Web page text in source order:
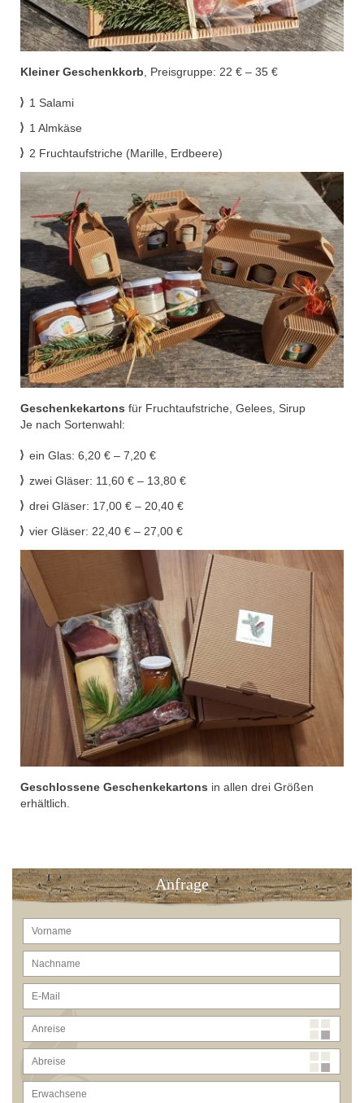
Kleiner Geschenkkorb , Preisgruppe: 22 € – 35 €
1 Salami
1 Almkäse
2 Fruchtaufstriche (Marille, Erdbeere)
Geschenkekartons für Fruchtaufstriche, Gelees Sirup
Je nach Sortenwahl:
ein Glas: 6,20 € – 7,20 €
zwei Gläser: 11,60 € – 13,80 €
drei Gläser: 17,00 € – 20,40 €
vier Gläser: 22,40 € – 27,00 €
Geschlossene Geschenkekartons in allen drei Größen
erhältlich.
Anfrage